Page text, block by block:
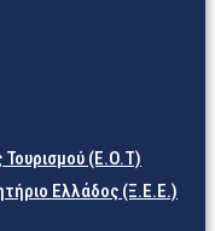
Τουρισμού (Ε.Ο.Τ)
Ελλάδος (Ξ.Ε.Ε.)